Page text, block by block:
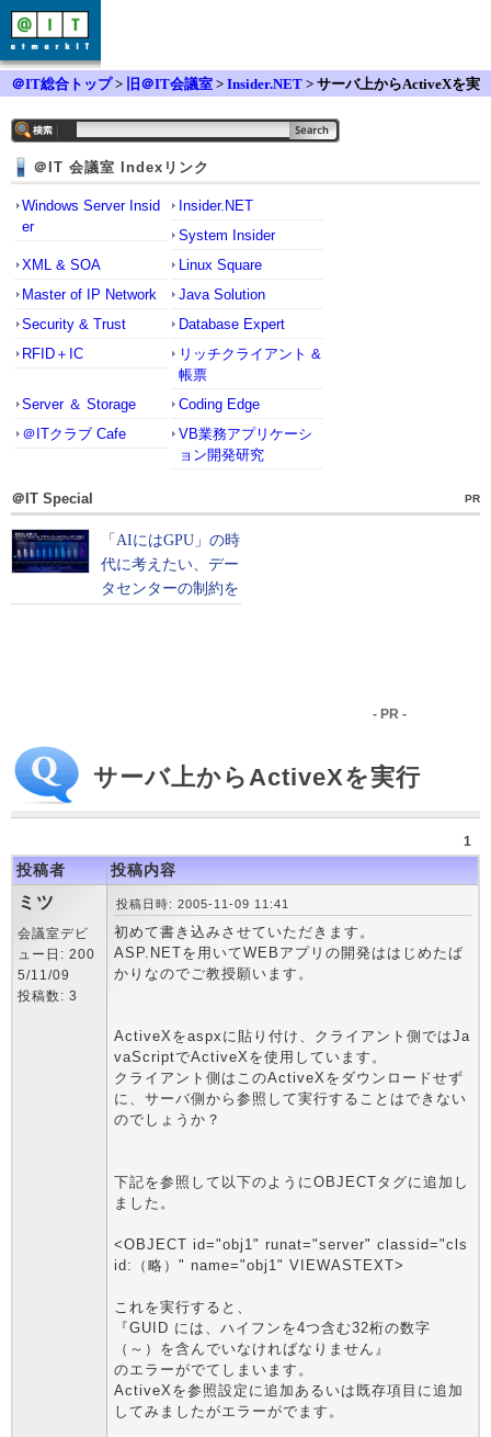
＠IT総合トップ> 旧＠IT会議室 > Insider.NET > サーバ上からActiveXを実
＠IT 会議室 Indexリンク
Windows Server Insid
er
Insider.NET
System Insider
XML & SOA
Linux Square
Master of IP Network
Java Solution
Security & Trust
Database Expert
RFID＋IC
リッチクライアント &
帳票
Server ＆ Storage
Coding Edge
＠ITクラブ Cafe
VB業務アプリケーシ
ョン開発研究
＠IT Special PR
- PR -
サーバ上からActiveXを実行
1
投稿者 投稿内容
ミツ
会議室デビ
ュー日: 200
5/11/09
投稿数: 3
投稿日時: 2005-11-09 11:41
初めて書き込みさせていただきます。
ASP.NETを用いてWEBアプリの開発ははじめたば
かりなのでご教授願います。
ActiveXをaspxに貼り付け、クライアント側ではJa
vaScriptでActiveXを使用しています。
クライアント側はこのActiveXをダウンロードせず
に、サーバ側から参照して実行することはできない
のでしょうか？
下記を参照して以下のようにOBJECTタグに追加し
ました。
<OBJECT id="obj1" runat="server" classid="cls
id:（略）" name="obj1" VIEWASTEXT>
これを実行すると、
『GUID には、ハイフンを4つ含む32桁の数字
（～）を含んでいなければなりません』
のエラーがでてしまいます。
ActiveXを参照設定に追加あるいは既存項目に追加
してみましたがエラーがでます。